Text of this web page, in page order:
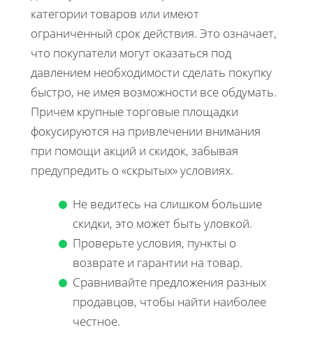
категории товаров или имеют
ограниченный срок действия. Это означает,
что покупатели могут оказаться под
давлением необходимости сделать покупку
быстро, не имея возможности все обдумать.
Причем крупные торговые площадки
фокусируются на привлечении внимания
при помощи акций и скидок, забывая
предупредить о «скрытых» условиях.
Не ведитесь на слишком большие
скидки, это может быть уловкой.
Проверьте условия, пункты о
возврате и гарантии на товар.
Сравнивайте предложения разных
продавцов, чтобы найти наиболее
честное.